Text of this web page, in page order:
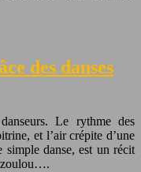
des danses
Le rythme des
et l’air crépite d’une
simple danse, est un récit
zoulou….